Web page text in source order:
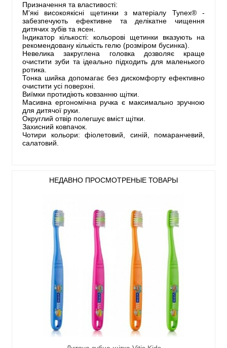
Призначення та властивості:
М'які високоякісні щетинки з матеріалу Tynex® -
забезпечують ефективне та делікатне чищення
дитячих зубів та ясен.
Індикатор кількості: кольорові щетинки вказують на
рекомендовану кількість гелю (розміром бусинка).
Невелика закруглена головка дозволяє краще
очистити зуби та ідеально підходить для маленького
ротика.
Тонка шийка допомагає без дискомфорту ефективно
очистити усі поверхні.
Виїмки протидіють ковзанню щітки.
Масивна ергономічна ручка є максимально зручною
для дитячої руки.
Округлий отвір полегшує вміст щітки.
Захисний ковпачок.
Чотири кольори: фіолетовий, синій, помаранчевий,
салатовий.
НЕДАВНО ПРОСМОТРЕНЫЕ ТОВАРЫ